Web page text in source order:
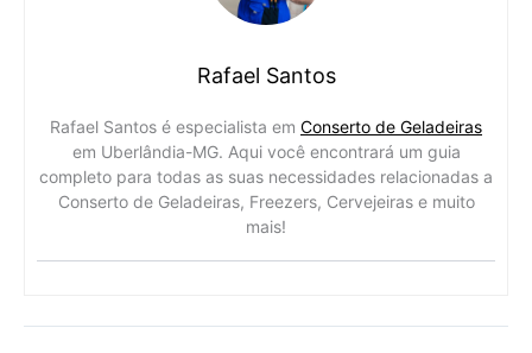
Rafael Santos
Rafael Santos é especialista em Conserto de Geladeiras
em Uberlândia-MG. Aqui você encontrará um guia
completo para todas as suas necessidades relacionadas a
Conserto de Geladeiras, Freezers, Cervejeiras e muito
mais!